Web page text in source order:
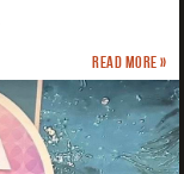
Read more »